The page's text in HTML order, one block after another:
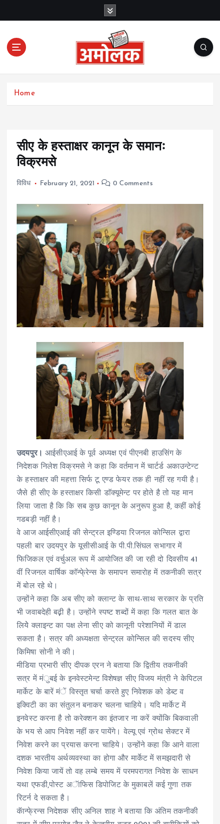
c
Amolak News
Home
सीए के हस्ताक्षर कानून के समानः
विक्रमसे
विविध February 21, 2021 0 Comments
उदयपुर।आईसीएआई के पूर्व अध्यक्ष एवं पीएनबी हाउसिंग के
निदेशक निलेश विक्रमसे ने कहा कि वर्तमान में चार्टर्ड अकाउन्टेन्ट
के हस्ताक्षर की महत्ता सिर्फ टू एण्ड फेयर तक ही नहीं रह गयी है।
जैसे ही सीए के हस्ताक्षर किसी डाॅक्यूमेन्ट पर होते है तो यह मान
लिया जाता है कि कि सब कुछ कानून के अनुरूप हुआ है, कहीं कोई
गडबड़ी नहीं है।
वे आज आईसीएआई की सेन्ट्रल इण्डिया रिजनल कोन्सिल द्वारा
पहली बार उदयपुर के यूसीसीआई के पी.पी.सिंघल सभागार में
फिजिकल एवं वर्चुअल रूप में आयोजित की जा रही दो दिवसीय 41
वीं रिजनल वार्षिक काॅन्फे्रेन्स के समापन समारोह में तकनीकी सत्र
में बोल रहे थे।
उन्होंने कहा कि अब सीए को क्लान्ट के साथ-साथ सरकार के प्रति
भी जवाबदेही बढ़़ी है। उन्होंने स्पष्ट शब्दों में कहा कि गलत बात के
लियेे क्लाइन्ट का पक्ष लेना सीए को कानूनी परेशानियों में डाल
सकता है। सत्र की अध्यक्षता सेन्ट्रल कोन्सिल की सदस्य सीए
किमिषा सोनी ने की।
मीडिया प्रभारी सीए दीपक एरन ने बताया कि द्वितीय तकनीकी
सत्र में मंुबई के इनवेस्टमेन्ट विशेषज्ञ सीए विजय मंत्री ने केपिटल
मार्केट के बारें मंें विस्तृत चर्चा करते हुए निवेशक को डेब्ट व
इक्विटी का का संतुलन बनाकर चलना चाहिये। यदि मार्केट में
इनवेस्ट करना है तो करेक्शन का इंतजार ना करें क्योंकि बिकवाली
के भय से आप निवेश नहीं कर पायेंगे। वेल्यू एवं ग्रोथ सेक्टर में
निवेश करने का प्रयास करना चाहिये। उन्होंने कहा कि आने वाला
दशक भारतीय अर्थव्यवस्था का होगा और मार्केट में समझदारी से
निवेश किया जायें तो वह लम्बे समय में परमपरागत निवेश के साधन
यथा एफडी,पोस्ट अॅाफिस डिपोजिट के मुकाबलें कई गुणा तक
रिटर्न दे सकता है।
कॅान्फे्रन्स निदेशक सीए अनिल शाह ने बताया कि अंतिम तकनीकी